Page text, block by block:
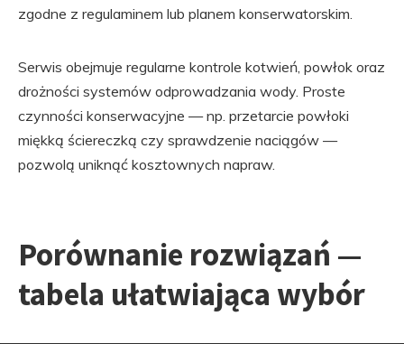
zgodne z regulaminem lub planem konserwatorskim.
Serwis obejmuje regularne kontrole kotwień, powłok oraz
drożności systemów odprowadzania wody. Proste
czynności konserwacyjne — np. przetarcie powłoki
miękką ściereczką czy sprawdzenie naciągów —
pozwolą uniknąć kosztownych napraw.
Porównanie rozwiązań —
tabela ułatwiająca wybór